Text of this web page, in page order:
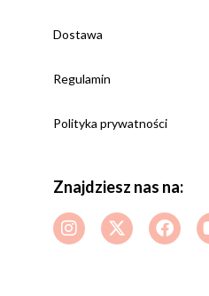
Dostawa
Regulamin
Polityka prywatności
Znajdziesz nas na: